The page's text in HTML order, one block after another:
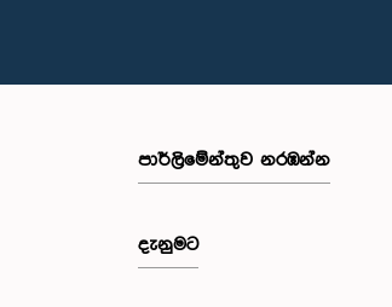
පාර්ලි‌මේන්තුව නරඹන්න
දැනුමට